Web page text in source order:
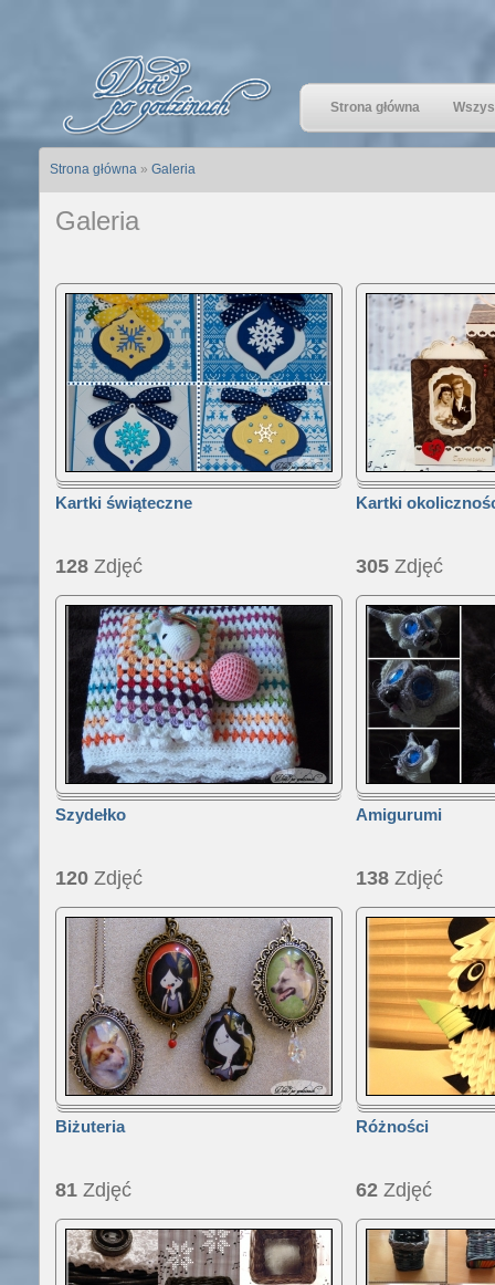
Strona główna
Strona główna» Galeria
Galeria
Kartki świąteczne
128Zdjęć
Kartki
305Zdjęć
Szydełko
120Zdjęć
Amigurumi
138Zdjęć
Biżuteria
81Zdjęć
Różności
62Zdjęć